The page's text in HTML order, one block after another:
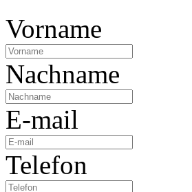
Vorname
Nachname
E-mail
Telefon